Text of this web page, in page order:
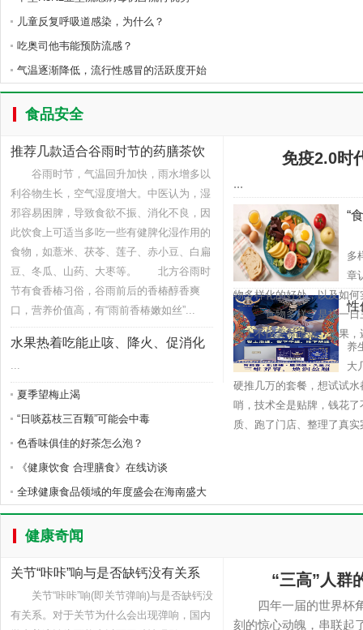
儿童反复呼吸道感染，为什么？
吃奥司他韦能预防流感？
气温逐渐降低，流行性感冒的活跃度开始
食品安全
推荐几款适合谷雨时节的药膳茶饮
谷雨时节，气温回升加快，雨水增多以
利谷物生长，空气湿度增大。中医认为，湿
邪容易困脾，导致食欲不振、消化不良，因
此饮食上可适当多吃一些有健脾化湿作用的
食物，如薏米、茯苓、莲子、赤小豆、白扁
豆、冬瓜、山药、大枣等。 北方谷雨时
节有食香椿习俗，谷雨前后的香椿醇香爽
口，营养价值高，有“雨前香椿嫩如丝”...
水果热着吃能止咳、降火、促消化
...
夏季望梅止渴
“日啖荔枝三百颗”可能会中毒
色香味俱佳的好茶怎么泡？
《健康饮食 合理膳食》在线访谈
全球健康食品领域的年度盛会在海南盛大
免疫2.0时
...
“
多
章
物多样化的好处，以及如
物 食物多样，是指一日
桌上不仅要有蔬菜、水果
性
最
养
大
硬推几万的套餐，想试试
哨，技术全是贴牌，钱花
质、跑了门店、整理了真
健康奇闻
关节“咔咔”响与是否缺钙没有关系
关节“咔咔”响(即关节弹响)与是否缺钙没
有关系。对于关节为什么会出现弹响，国内
“三高”人群
四年一届的世界杯角
刻的惊心动魄，串联